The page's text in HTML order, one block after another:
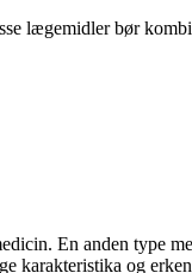
lægemidler bør
En anden type
karakteristika og